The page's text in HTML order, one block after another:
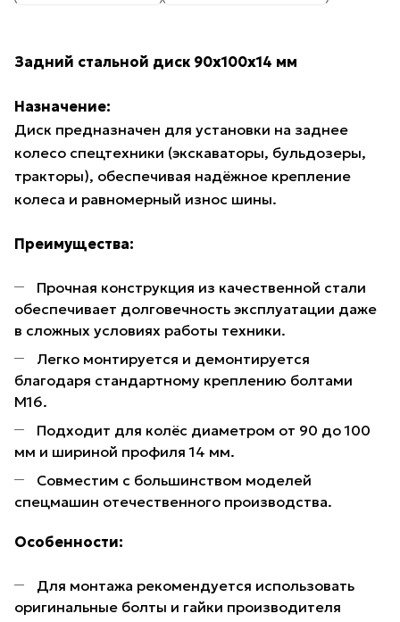
Задний стальной диск 90х100х14 мм
Назначение:
Диск предназначен для установки на заднее
колесо спецтехники (экскаваторы, бульдозеры,
тракторы), обеспечивая надёжное крепление
колеса и равномерный износ шины.
Преимущества:
Прочная конструкция из качественной стали
обеспечивает долговечность эксплуатации даже
в сложных условиях работы техники.
Легко монтируется и демонтируется
благодаря стандартному креплению болтами
М16.
Подходит для колёс диаметром от 90 до 100
мм и шириной профиля 14 мм.
Совместим с большинством моделей
спецмашин отечественного производства.
Особенности:
️ Для монтажа рекомендуется использовать
оригинальные болты и гайки производителя